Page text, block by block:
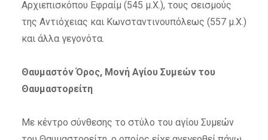
Αρχιεπισκόπου Εφραίμ (545 μ.Χ.), τους σεισμούς
της Αντιόχειας και Κωνσταντινουπόλεως (557 μ.Χ.)
και άλλα γεγονότα.
Θαυμαστόν Όρος, Μονή Αγίου Συμεών του
Θαυμαστορείτη
Με κέντρο σύνθεσης το στύλο του αγίου Συμεών